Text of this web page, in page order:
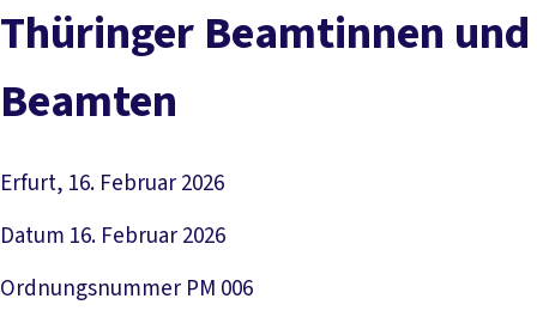
Thüringer Beamtinnen und
Beamten
Erfurt, 16. Februar 2026
Datum 16. Februar 2026
Ordnungsnummer PM 006